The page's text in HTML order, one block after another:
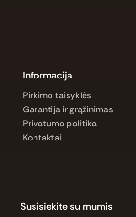
Informacija
Pirkimo taisyklės
Garantija ir grąžinimas
Privatumo politika
Kontaktai
Susisiekite su mumis